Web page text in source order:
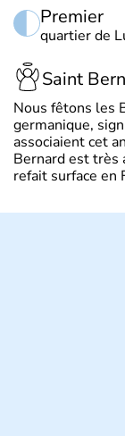
Premier
quartier de
Saint
Nous fêtons les
germanique,
associaient cet
Bernard est très
refait surface en